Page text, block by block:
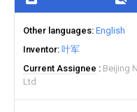
Other languages English
Inventor 叶军
Current Assignee
Beijing
Ltd